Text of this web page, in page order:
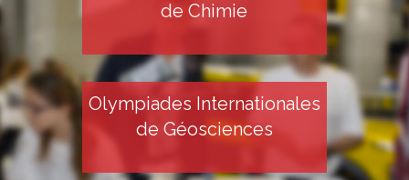
de Chimie
Olympiades Internationales
de Géosciences